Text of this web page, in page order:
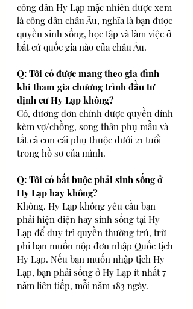
công dân Hy Lạp mặc nhiên được xem
là công dân châu Âu, nghĩa là bạn được
quyền sinh sống, học tập và làm việc ở
bất cứ quốc gia nào của châu Âu.
Q: Tôi có được mang theo gia đình
khi tham gia chương trình đầu tư
định cư Hy Lạp không?
Có, đương đơn chính được quyền đính
kèm vợ/chồng, song thân phụ mẫu và
tất cả con cái phụ thuộc dưới 21 tuổi
trong hồ sơ của mình.
Q: Tôi có bắt buộc phải sinh sống ở
Hy Lạp hay không?
Không. Hy Lạp không yêu cầu bạn
phải hiện diện hay sinh sống tại Hy
Lạp để duy trì quyền thường trú, trừ
phi bạn muốn nộp đơn nhập Quốc tịch
Hy Lạp. Nếu bạn muốn nhập tịch Hy
Lạp, bạn phải sống ở Hy Lạp ít nhất 7
năm liên tiếp, mỗi năm 183 ngày.